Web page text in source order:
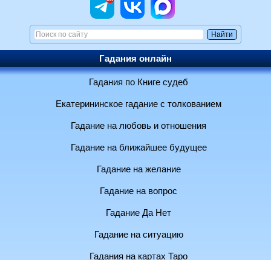
Гадания онлайн
Гадания по Книге судеб
Екатерининское гадание с толкованием
Гадание на любовь и отношения
Гадание на ближайшее будущее
Гадание на желание
Гадание на вопрос
Гадание Да Нет
Гадание на ситуацию
Гадания на картах Таро